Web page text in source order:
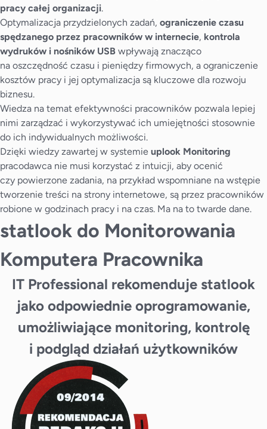
pracy całej organizacji.
Optymalizacja przydzielonych zadań, ograniczenie czasu
spędzanego przez pracowników w internecie, kontrola
wydruków i nośników USB wpływają znacząco
na oszczędność czasu i pieniędzy firmowych, a ograniczenie
kosztów pracy i jej optymalizacja są kluczowe dla rozwoju
biznesu.
Wiedza na temat efektywności pracowników pozwala lepiej
nimi zarządzać i wykorzystywać ich umiejętności stosownie
do ich indywidualnych możliwości.
Dzięki wiedzy zawartej w systemie uplook Monitoring
pracodawca nie musi korzystać z intuicji, aby ocenić
czy powierzone zadania, na przykład wspomniane na wstępie
tworzenie treści na strony internetowe, są przez pracowników
robione w godzinach pracy i na czas. Ma na to twarde dane.
statlook do Monitorowania
Komputera Pracownika
IT Professional rekomenduje statlook
jako odpowiednie oprogramowanie,
umożliwiające monitoring, kontrolę
i podgląd działań użytkowników